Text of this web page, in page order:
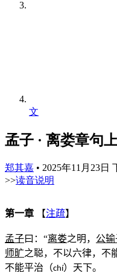
文
孟子 · 离娄章句
郑其嘉 • 2025年11月23日
>>读音说明
第一章 【注疏】
孟子曰：“离娄之明， 公
师旷之聪，不以六律，不
不能平治（chí）天下。